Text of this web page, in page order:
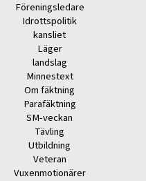
Föreningsledare
Idrottspolitik
kansliet
Läger
landslag
Minnestext
Om fäktning
Parafäktning
SM-veckan
Tävling
Utbildning
Veteran
Vuxenmotionärer